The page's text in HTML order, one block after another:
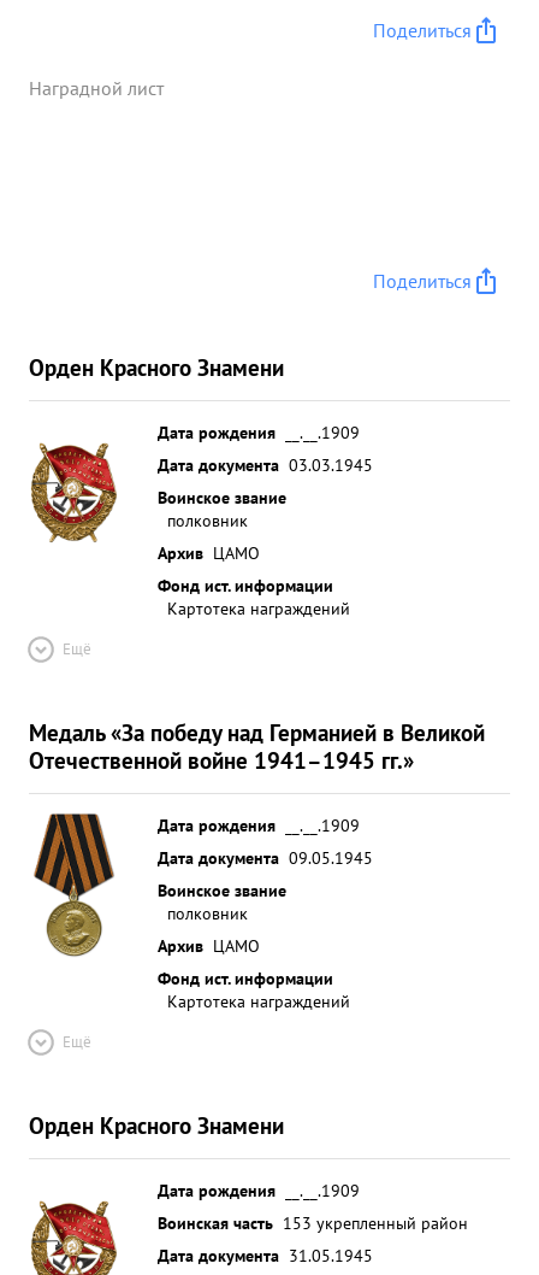
Поделиться
Наградной лист
Поделиться
Орден Красного Знамени
Дата рождения
__.__.1909
Дата документа 03.03.1945
Воинское звание
полковник
Архив ЦАМО
Фонд ист. информации
Картотека награждений
Ещё
Медаль «За победу над Германией в Великой
Отечественной войне 1941–1945 гг.»
Дата рождения
__.__.1909
Дата документа 09.05.1945
Воинское звание
полковник
Архив ЦАМО
Фонд ист. информации
Картотека награждений
Ещё
Орден Красного Знамени
Дата рождения
__.__.1909
Воинская часть 153 укрепленный район
Дата документа 31.05.1945